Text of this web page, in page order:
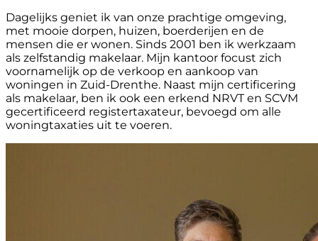
Dagelijks geniet ik van onze prachtige omgeving,
met mooie dorpen, huizen, boerderijen en de
mensen die er wonen. Sinds 2001 ben ik werkzaam
als zelfstandig makelaar. Mijn kantoor focust zich
voornamelijk op de verkoop en aankoop van
woningen in Zuid-Drenthe. Naast mijn certificering
als makelaar, ben ik ook een erkend NRVT en SCVM
gecertificeerd registertaxateur, bevoegd om alle
woningtaxaties uit te voeren.